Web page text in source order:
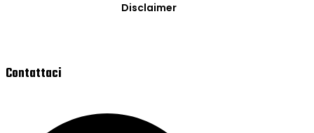
Disclaimer
Contattaci